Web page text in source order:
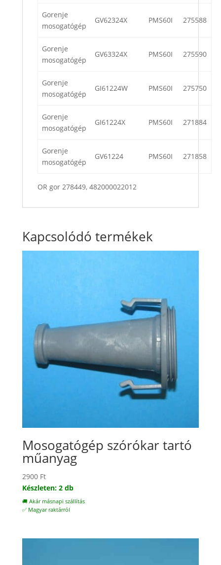
Gorenje
mosogatógép
GV62324X PMS60I 275588
Gorenje
mosogatógép
GV63324X PMS60I 275590
Gorenje
mosogatógép
GI61224W PMS60I 275750
Gorenje
mosogatógép
GI61224X PMS60I 271884
Gorenje
mosogatógép
GV61224 PMS60I 271858
OR gor 278449, 482000022012
Kapcsolódó termékek
Mosogatógép szórókar tartó
műanyag
2900 Ft
Készleten: 2 db
🚚 Akár másnapi szállítás
✅ Magyar raktárról